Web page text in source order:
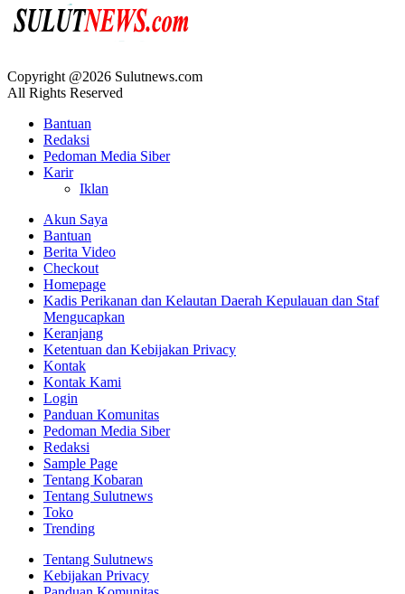
Copyright @2026 Sulutnews.com
All Rights Reserved
Bantuan
Redaksi
Pedoman Media Siber
Karir
Iklan
Akun Saya
Bantuan
Berita Video
Checkout
Homepage
Kadis Perikanan dan Kelautan Daerah Kepulauan dan Staf
Mengucapkan
Keranjang
Ketentuan dan Kebijakan Privacy
Kontak
Kontak Kami
Login
Panduan Komunitas
Pedoman Media Siber
Redaksi
Sample Page
Tentang Kobaran
Tentang Sulutnews
Toko
Trending
Tentang Sulutnews
Kebijakan Privacy